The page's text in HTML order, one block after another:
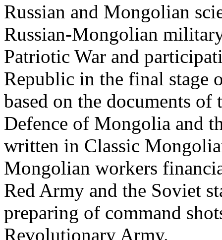
Russian and Mongolian
Russian-Mongolian
Patriotic War and
Republic in the final stage
based on the documents
Defence of Mongolia and
written in Classic
Mongolian workers
Red Army and the Soviet
preparing of command
Revolutionary Army.